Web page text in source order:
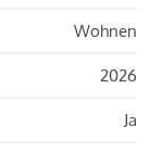
Wohnen
2026
Ja